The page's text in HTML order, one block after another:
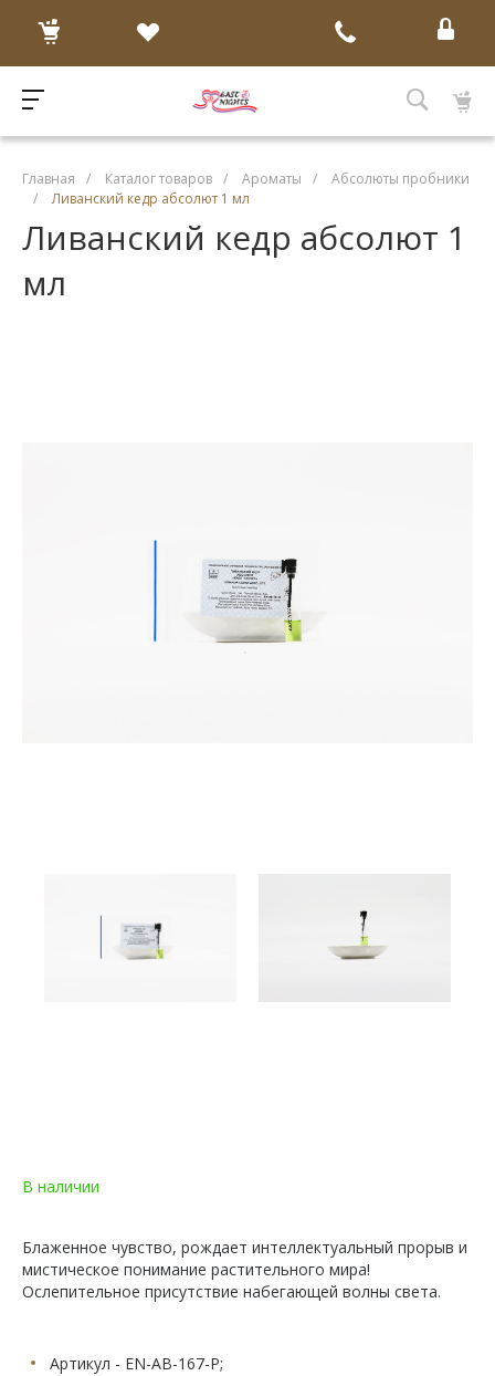
Главная / Каталог товаров / Ароматы /
Абсолюты пробники
/
Ливанский кедр абсолют 1 мл
Ливанский кедр абсолют 1
мл
В наличии
Блаженное чувство, рождает интеллектуальный прорыв и
мистическое понимание растительного мира!
Ослепительное присутствие набегающей волны света.
Артикул - EN-AB-167-P;